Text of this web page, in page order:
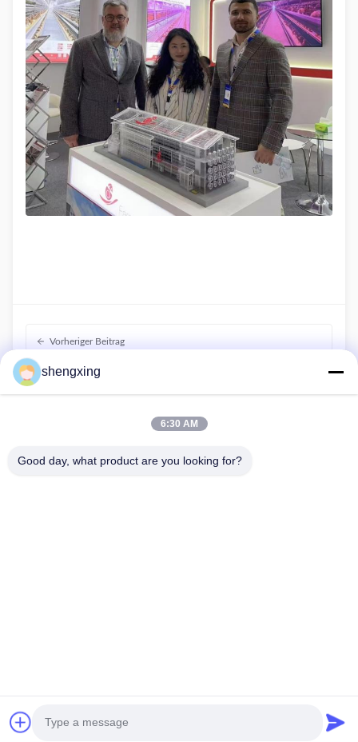
Vorheriger Beitrag
Generaldirektor John nahm an der 1. Konferenz zur
Zusammenarbeit von Eierprodukten in der Greater Bay
Area teil
Animal Husbandry Expo
© 2026 Sichuan Shengxing Intelligent Technology Group Co., Ltd.. All Rights
shengxing
6:30 AM
Good day, what product are you looking for?